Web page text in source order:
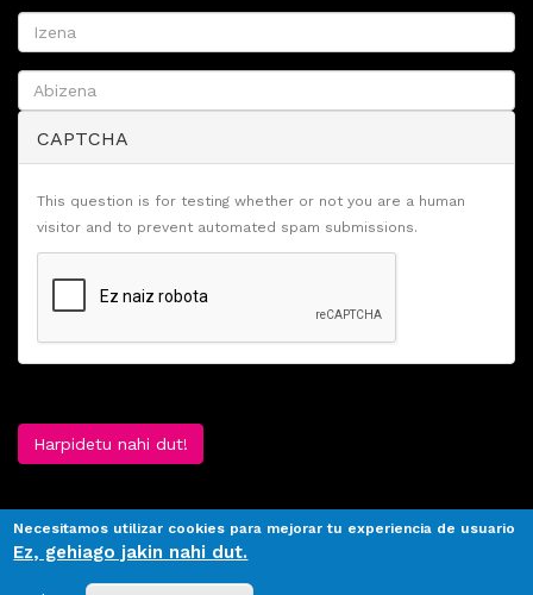
CAPTCHA
This question is for testing whether or not you are a human
visitor and to prevent automated spam submissions.
Harpidetu nahi dut!
Necesitamos utilizar cookies para mejorar tu experiencia de usuario
Ez, gehiago jakin nahi dut.